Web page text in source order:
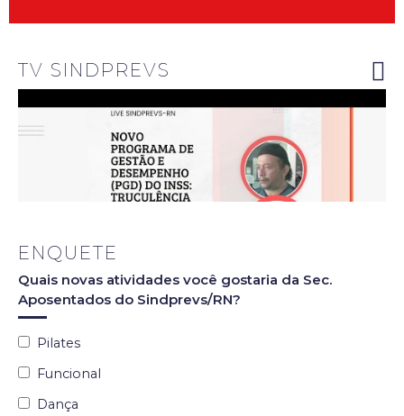
TV SINDPREVS
explanam
do INSS
ENQUETE
Quais novas atividades você gostaria da Sec.
Aposentados do Sindprevs/RN?
Pilates
Funcional
Dança